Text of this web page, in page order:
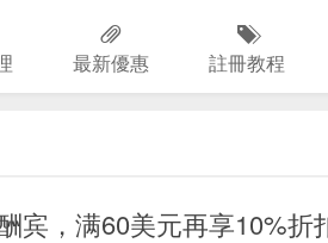
最新優惠 註冊教程
宾，满60美元再享10%折